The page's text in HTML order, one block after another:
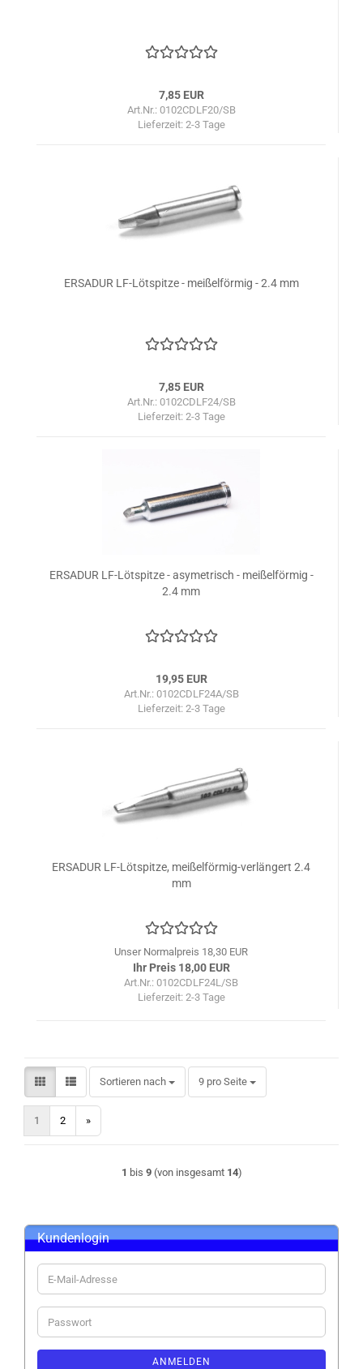
7,85 EUR
Art.Nr.: 0102CDLF20/SB
Lieferzeit: 2-3 Tage
ERSADUR LF-Lötspitze - meißelförmig - 2.4 mm
7,85 EUR
Art.Nr.: 0102CDLF24/SB
Lieferzeit: 2-3 Tage
ERSADUR LF-Lötspitze - asymetrisch - meißelförmig -
2.4 mm
19,95 EUR
Art.Nr.: 0102CDLF24A/SB
Lieferzeit: 2-3 Tage
ERSADUR LF-Lötspitze, meißelförmig-verlängert 2.4
mm
Unser Normalpreis 18,30 EUR
Ihr Preis 18,00 EUR
Art.Nr.: 0102CDLF24L/SB
Lieferzeit: 2-3 Tage
Sortieren nach
Sortieren nach 9 pro Seite
pro Seite
1 2 »
1 bis 9(von insgesamt 14)
Kundenlogin
E-
Mail-
Adresse
Passwort
ANMELDEN